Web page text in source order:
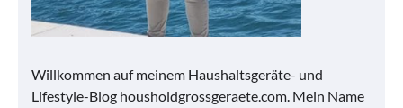
Willkommen auf meinem Haushaltsgeräte- und
Lifestyle-Blog housholdgrossgeraete.com. Mein Name